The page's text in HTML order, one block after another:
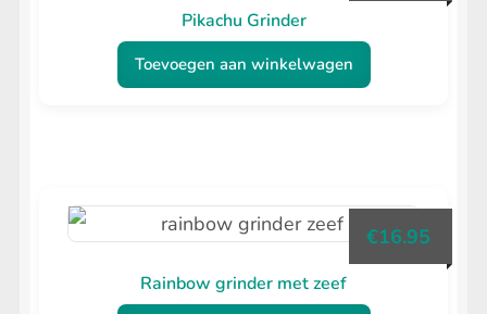
Deze
optie
kan
de
productpagina
Pikachu Grinder
Toevoegen aan winkelwagen
Rainbow grinder met zeef
€16.95